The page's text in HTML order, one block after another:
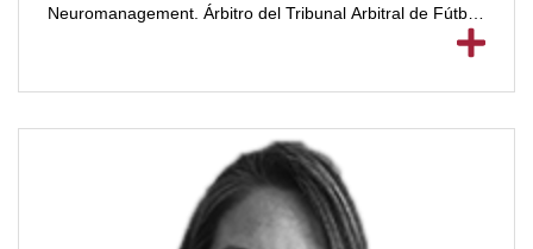
Neuromanagement. Árbitro del Tribunal Arbitral de Fútbol
Suiza. Vicepresidente del Instituto Iberoamericano de
“Asuntos legales” y “Estatutos y Reglamentos” del Comité
Olímpico Argentino. Profesora de la Maestría y Doctorado
en Derecho Deportivo (Universidad de Lleida, España).
Investigadora del Centro de Estudios Olímpico de
Argentina. Investigadora becada por el Centro de